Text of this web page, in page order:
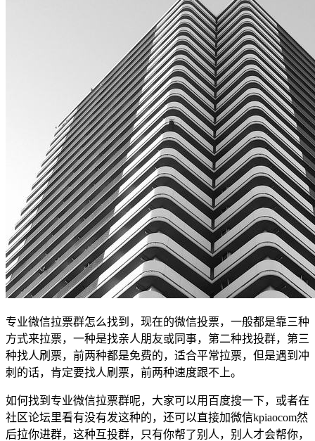
专业微信拉票群怎么找到，现在的微信投票，一般都是靠三种
方式来拉票，一种是找亲人朋友或同事，第二种找投群，第三
种找人刷票，前两种都是免费的，适合平常拉票，但是遇到冲
刺的话，肯定要找人刷票，前两种速度跟不上。
如何找到专业微信拉票群呢，大家可以用百度搜一下，或者在
社区论坛里看有没有发这种的，还可以直接加微信kpiaocom然
后拉你进群，这种互投群，只有你帮了别人，别人才会帮你，